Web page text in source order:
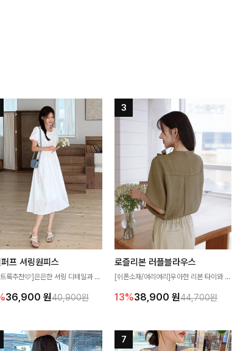
프 셔링원피스
룩추천🩷]은은한 셔링 디테일과 퍼
는 원피스🤍 허리 스모크 밴딩이 슬
좋아요
36,900 원40,900원
로즐리본 러플블라우스
[쉬폰소재/여리여리]우아한 리본 타이와 자
분위기를 더해주는 블라우스 🤎 하늘하늘
좋아요
13%38,900 원44,700원